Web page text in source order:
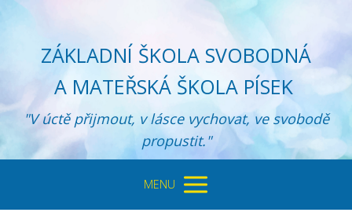
ZÁKLADNÍ ŠKOLA SVOBODNÁ
A MATEŘSKÁ ŠKOLA PÍSEK
"V úctě přijmout, v lásce vychovat, ve svobodě
propustit."
MENU